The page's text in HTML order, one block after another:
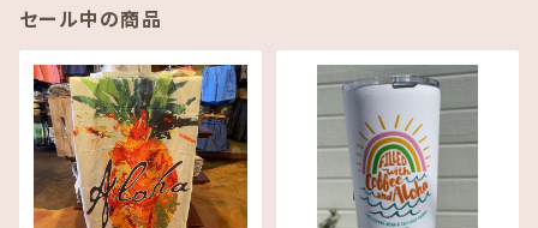
セール中の商品